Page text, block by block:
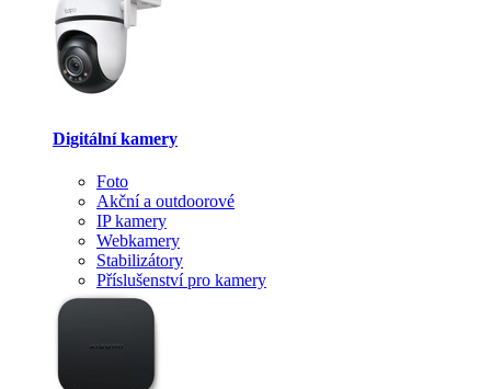
Digitální kamery
Foto
Akční a outdoorové
IP kamery
Webkamery
Stabilizátory
Příslušenství pro kamery